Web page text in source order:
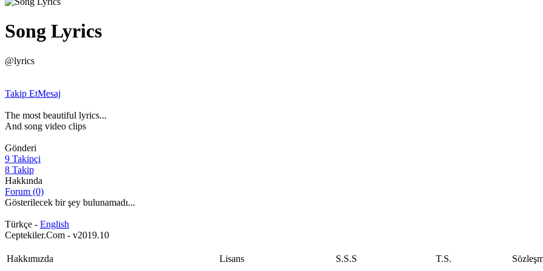
Song Lyrics
@lyrics
Takip EtMesaj
The most beautiful lyrics...
And song video clips
Gönderi
9 Takipçi
8 Takip
Hakkında
Forum (0)
Gösterilecek bir şey bulunamadı...
Türkçe - English
Ceptekiler.Com - v2019.10
Hakkımızda Lisans S.S.S T.S.